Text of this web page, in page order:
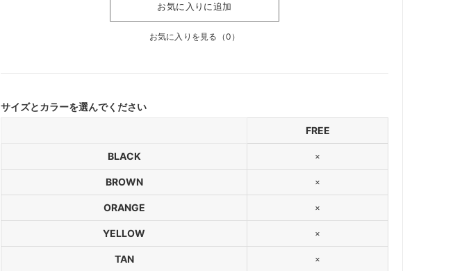
お気に入りに追加
お気に入りを見る（0 ）
サイズとカラーを選んでください
FREE
BLACK ×
BROWN ×
ORANGE ×
YELLOW ×
TAN ×